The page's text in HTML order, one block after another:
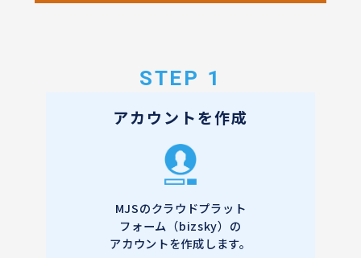
STEP 1
アカウントを作成
MJSのクラウドプラット
フォーム（bizsky）の
アカウントを作成します。